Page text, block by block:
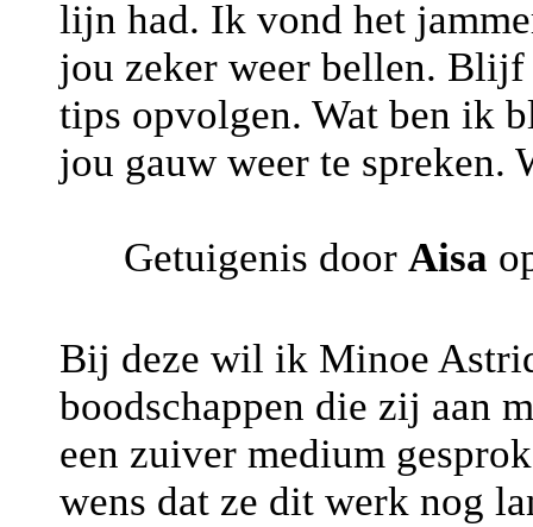
lijn had. Ik vond het
jou zeker weer bellen.
tips opvolgen. Wat ben ik
jou gauw weer te spreken.
Getuigenis door Aisa
Bij deze wil ik Minoe
boodschappen die zij aan
een zuiver medium
wens dat ze dit werk nog